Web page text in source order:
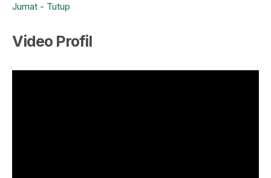
Jumat - Tutup
Video Profil